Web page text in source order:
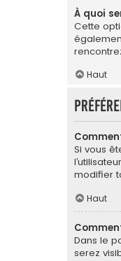
À quoi
Cette
Haut
Si vous
modifier
Haut
Dans le
serez